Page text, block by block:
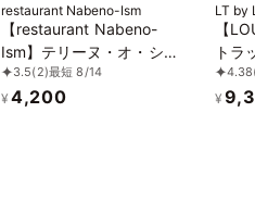
restaurant Nabeno-Ism
【restaurant Nabeno-
Ism】テリーヌ・オ・ショ
コラ 七味唐辛子
3.5(2)最短 8/14
¥ 4,200
LT by
【
トラ
2026
4.38
¥